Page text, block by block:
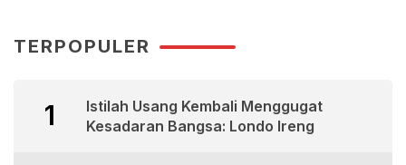
TERPOPULER
1
Istilah Usang Kembali Menggugat
Kesadaran Bangsa: Londo Ireng